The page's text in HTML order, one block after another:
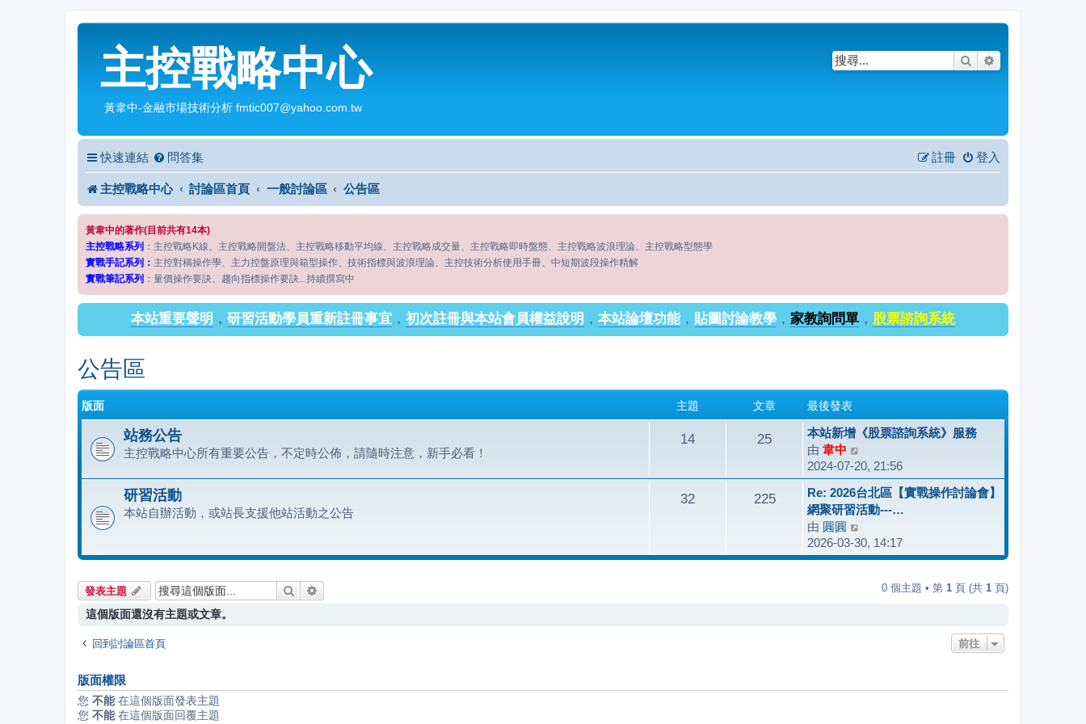
主控戰略中心
黃韋中-金融市場技術分析 fmtic007@yahoo.com.tw
搜尋
快速連結 問答集 登入
註冊
主控戰略中心 討論區首頁 一般討論區 公告區
黃韋中的著作(目前共有14本)
主控戰略系列 ：主控戰略K線、主控戰略開盤法、主控戰略移動平均線、主控戰略成交量、主控戰略即時盤態、主控戰略波浪理論、主控戰略型態學
實戰手記系列： 主控對稱操作學、主力控盤原理與箱型操作、技術指標與波浪理論、主控技術分析使用手冊、中短期波段操作精解
實戰筆記系列 ：量價操作要訣、趨向指標操作要訣...持續撰寫中
本站重要聲明 ， 研習活動學員重新註冊事宜 ， 初次註冊與本站會員權益說明 ， 本站論壇功能， 貼圖討論教學 ， 家教詢問單 ， 股票諮詢系統
公告區
版面 主題 文章 最後發表
站務公告
主控戰略中心所有重要公告，不定時公佈，請隨時注意，新手必看！
14 25
本站新增《股票諮詢系統》服務
由 韋中
視
最
後
發
2024-07-20, 21:56
研習活動
本站自辦活動，或站長支援他站活動之公告
32 225
Re: 2026台北區【實戰操作討論會】
網聚研習活動---…
由 圓圓
視
最
2026-03-30, 14:17
發表主題 搜尋 0 個主題 • 第 1 頁 (共 1 頁)
這個版面還沒有主題或文章。
回到討論區首頁 前往
版面權限
您 不能在這個版面發表主題
您 不能在這個版面回覆主題